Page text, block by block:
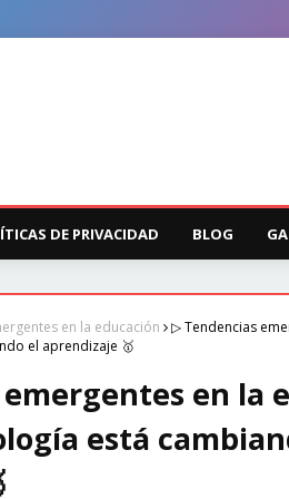
DE PRIVACIDAD BLOG
en la educación
▷ Tendencias
el aprendizaje 🥇
en la
está